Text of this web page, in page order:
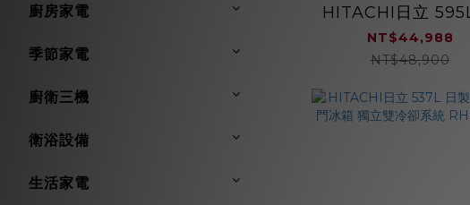
廚房家電
季節家電
廚衛三機
衛浴設備
生活家電
HITACHI日立
頻雙門對開冰箱
RS600PTW 冷藏
NT$44,988
NT$48,900